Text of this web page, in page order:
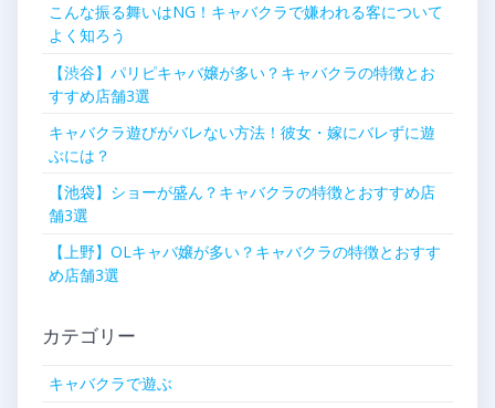
こんな振る舞いはNG！キャバクラで嫌われる客について
よく知ろう
【渋谷】パリピキャバ嬢が多い？キャバクラの特徴とお
すすめ店舗3選
キャバクラ遊びがバレない方法！彼女・嫁にバレずに遊
ぶには？
【池袋】ショーが盛ん？キャバクラの特徴とおすすめ店
舗3選
【上野】OLキャバ嬢が多い？キャバクラの特徴とおすす
め店舗3選
カテゴリー
キャバクラで遊ぶ